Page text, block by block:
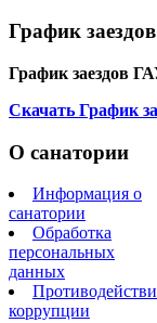
График заездов
График заездов
Скачать График
О санатории
Информация о
санатории
Обработка
персональных
данных
коррупции